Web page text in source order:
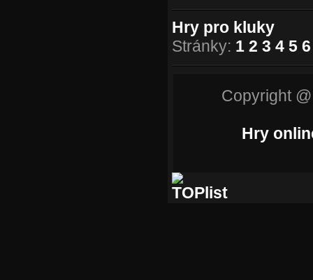
Hry pro kluky
Stránky: 1 2 3 4 5 6
Copyright
Hry